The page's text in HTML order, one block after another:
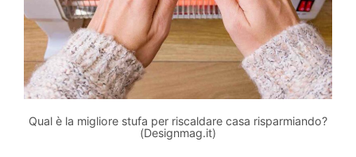
Qual è la migliore stufa per riscaldare casa risparmiando?
(Designmag.it)